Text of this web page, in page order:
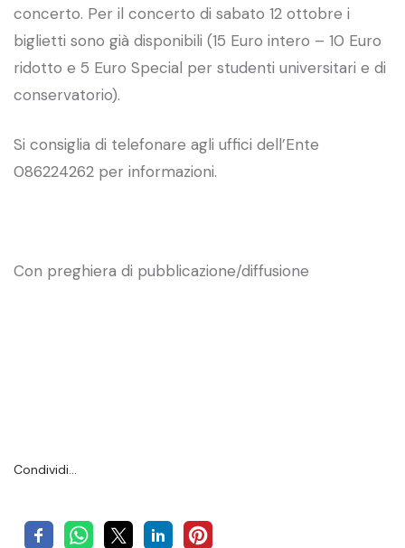
concerto. Per il concerto di sabato 12 ottobre i
biglietti sono già disponibili (15 Euro intero – 10 Euro
ridotto e 5 Euro Special per studenti universitari e di
conservatorio).
Si consiglia di telefonare agli uffici dell’Ente
086224262 per informazioni.
Con preghiera di pubblicazione/diffusione
Condividi…